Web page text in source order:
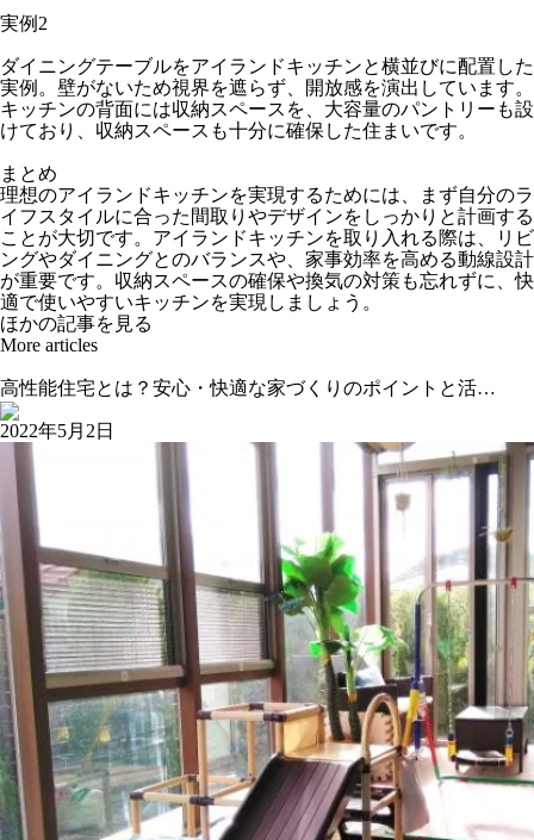
実例2
ダイニングテーブルをアイランドキッチンと横並びに配置した
実例。壁がないため視界を遮らず、開放感を演出しています。
キッチンの背面には収納スペースを、大容量のパントリーも設
けており、収納スペースも十分に確保した住まいです。
まとめ
理想のアイランドキッチンを実現するためには、まず自分のラ
イフスタイルに合った間取りやデザインをしっかりと計画する
ことが大切です。アイランドキッチンを取り入れる際は、リビ
ングやダイニングとのバランスや、家事効率を高める動線設計
が重要です。収納スペースの確保や換気の対策も忘れずに、快
適で使いやすいキッチンを実現しましょう。
ほかの記事を見る
More articles
高性能住宅とは？安心・快適な家づくりのポイントと活…
2022年5月2日